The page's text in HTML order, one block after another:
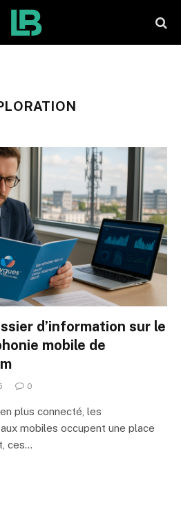
d’information sur le
mobile de
0
plus connecté, les
mobiles occupent une place
ces…